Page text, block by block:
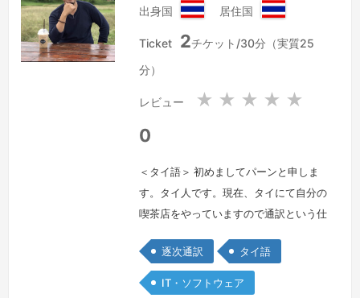
出身国
イ
居住国
イ
Ticket 2チケット/30分（実質25
分）
レビュー ★ ★ ★ ★ ★
0
＜タイ語＞ 初めましてパーンと申しま
す。タイ人です。現在、タイにて自分の
喫茶店をやっていますので通訳という仕
してタイにある日系企業で８年間ぐらい
勤めました。よかったら私までに通訳勤
逐次通訳 タイ語
IT・ソフトウェア